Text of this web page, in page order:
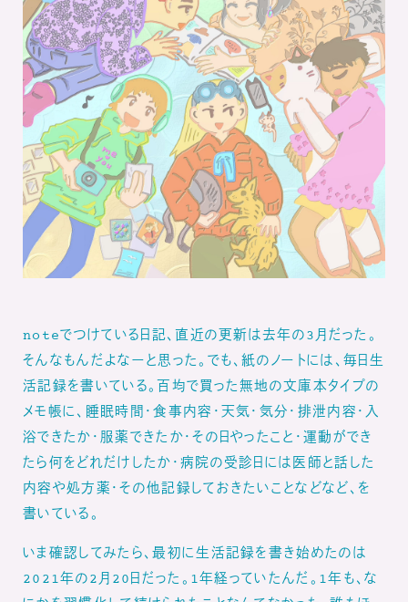
noteでつけている日記、直近の更新は去年の3月だった。
そんなもんだよなーと思った。でも、紙のノートには、毎日生
活記録を書いている。百均で買った無地の文庫本タイプの
メモ帳に、睡眠時間・食事内容・天気・気分・排泄内容・入
浴できたか・服薬できたか・その日やったこと・運動ができ
たら何をどれだけしたか・病院の受診日には医師と話した
内容や処方薬・その他記録しておきたいことなどなど、を
書いている。
いま確認してみたら、最初に生活記録を書き始めたのは
2021年の2月20日だった。1年経っていたんだ。1年も、な